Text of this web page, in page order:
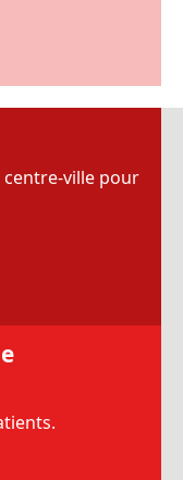
centre-ville pour